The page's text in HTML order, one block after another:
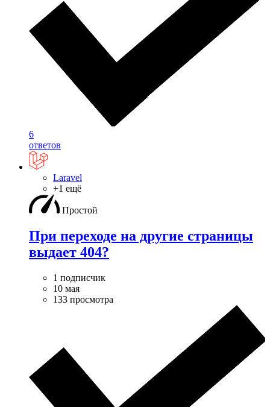
6
ответов
Laravel
+1 ещё
Простой
При переходе на другие страницы
выдает 404?
1 подписчик
10 мая
133 просмотра